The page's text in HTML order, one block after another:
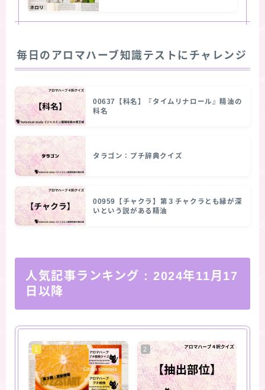
毎日のアロマハーブ知識テストにチャレンジ
00637【科名】『タイムリナロール』精油の
科名
タラゴン：プチ辞典クイズ
00959【チャクラ】第３チャクラとも縁が深
いという説がある精油
人気記事ランキング : 2024年11月17
日以降